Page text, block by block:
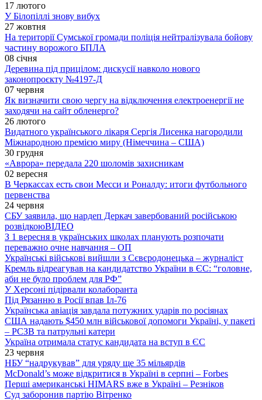
17 лютого
У Білопіллі знову вибух
27 жовтня
На території Сумської громади поліція нейтралізувала бойову
частину ворожого БПЛА
08 січня
Деревина під прицілом: дискусії навколо нового
законопроєкту №4197-Д
07 червня
Як визначити свою чергу на відключення електроенергії не
заходячи на сайт обленерго?
26 лютого
Видатного українського лікаря Сергія Лисенка нагородили
Міжнародною премією миру (Німеччина – США)
30 грудня
«Аврора» передала 220 шоломів захисникам
02 вересня
В Черкассах есть свои Месси и Роналду: итоги футбольного
первенства
24 червня
СБУ заявила, що нардеп Деркач завербований російською
розвідкоюВІДЕО
З 1 вересня в українських школах планують розпочати
переважно очне навчання – ОП
Українські військові вийшли з Сєвєродонецька – журналіст
Кремль відреагував на кандидатство України в ЄС: “головне,
аби не було проблем для РФ”
У Херсоні підірвали колаборанта
Під Рязанню в Росії впав Іл-76
Українська авіація завдала потужних ударів по росіянах
США надають $450 млн військової допомоги Україні, у пакеті
– РСЗВ та патрульні катери
Україна отримала статус кандидата на вступ в ЄС
23 червня
НБУ “надрукував” для уряду ще 35 мільярдів
McDonald’s може відкритися в Україні в серпні – Forbes
Перші американські HIMARS вже в Україні – Резніков
Суд заборонив партію Вітренко